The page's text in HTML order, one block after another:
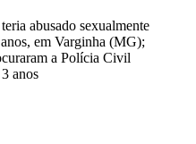
abusado sexualmente
em Varginha (MG);
a Polícia Civil
anos